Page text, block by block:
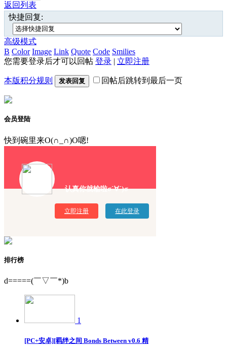
返回列表
快捷回复:
高级模式
B Color Image Link Quote Code Smilies
您需要登录后才可以回帖 登录 | 立即注册
本版积分规则 发表回复 回帖后跳转到最后一页
会员登陆
快到碗里来O(∩_∩)O嗯!
认真你就输啦σ`∀´)σ
立即注册 在此登录
排行榜
d=====(￣▽￣*)b
1
[PC+安卓][羁绊之间 Bonds Between v0.6 精